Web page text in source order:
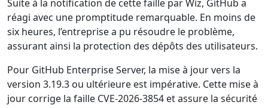
Suite à la notification de cette faille par Wiz, GitHub a
réagi avec une promptitude remarquable. En moins de
six heures, l’entreprise a pu résoudre le problème,
assurant ainsi la protection des dépôts des utilisateurs.
Pour GitHub Enterprise Server, la mise à jour vers la
version 3.19.3 ou ultérieure est impérative. Cette mise à
jour corrige la faille CVE-2026-3854 et assure la sécurité